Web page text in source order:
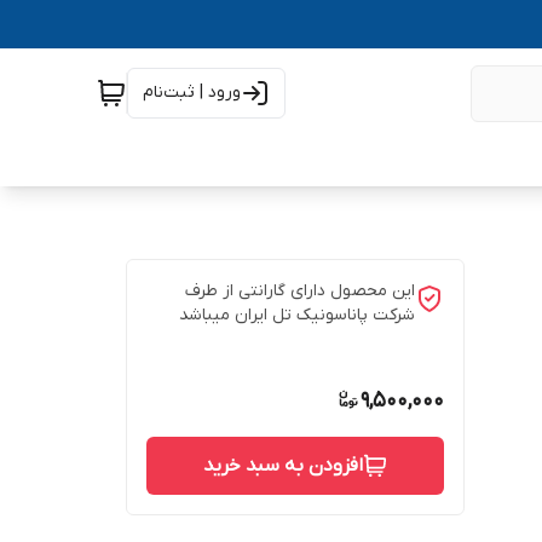
ورود | ثبت‌نام
این محصول دارای گارانتی از طرف
شرکت پاناسونیک تل ایران میباشد
9,500,000
افزودن به سبد خرید